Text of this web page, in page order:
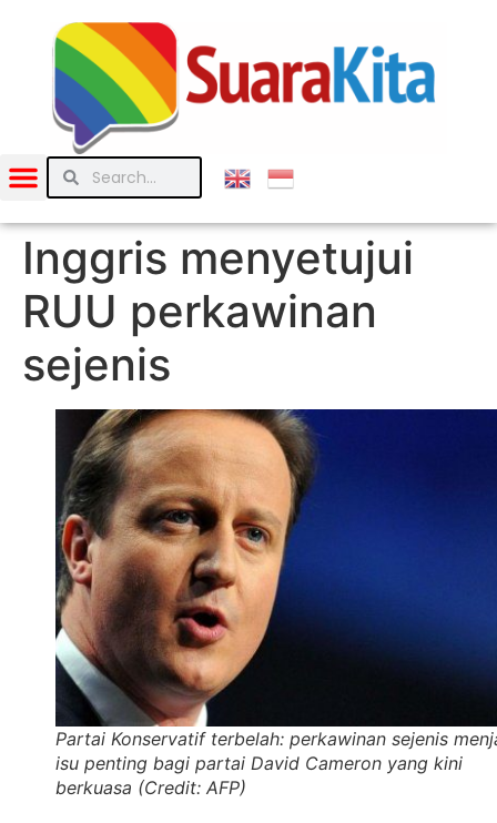
Inggris menyetujui
RUU perkawinan
sejenis
Partai Konservatif terbelah: perkawinan sejenis
isu penting bagi partai David Cameron yang kini
berkuasa (Credit: AFP)